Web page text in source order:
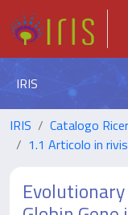
IRIS
IRIS Catalogo
1.1 Articolo in